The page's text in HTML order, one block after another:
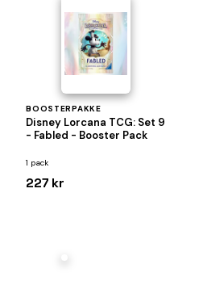
BOOSTERPAKKE
Disney Lorcana TCG: Set 9
- Fabled - Booster Pack
1 pack
227 kr